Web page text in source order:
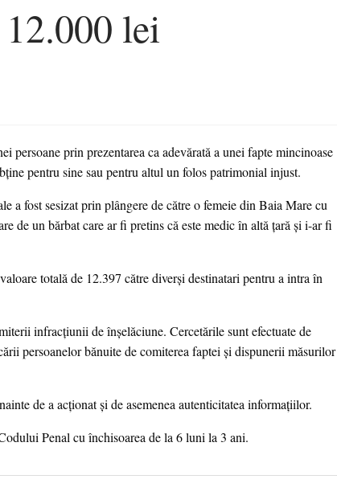
lei
persoane prin prezentarea ca adevărată a unei fapte mincinoase
pentru sine sau pentru altul un folos patrimonial injust.
a fost sesizat prin plângere de către o femeie din Baia Mare cu
de un bărbat care ar fi pretins că este medic în altă țară și i-ar fi
totală de 12.397 către diverși destinatari pentru a intra în
infracţiunii de înşelăciune. Cercetările sunt efectuate de
persoanelor bănuite de comiterea faptei și dispunerii măsurilor
de a acționat și de asemenea autenticitatea informațiilor.
Penal cu închisoarea de la 6 luni la 3 ani.